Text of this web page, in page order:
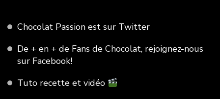
Chocolat Passion est sur Twitter
De + en + de Fans de Chocolat, rejoignez-nous
sur Facebook!
Tuto recette et vidéo